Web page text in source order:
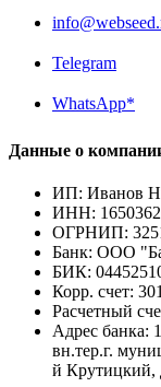
Telegram
WhatsApp*
Данные о
ИП: Иванов
ИНН:
ОГРНИП:
Банк: ООО
БИК:
Корр. счет:
Расчетный
Адрес банка:
вн.тер.г.
й Крутицкий,